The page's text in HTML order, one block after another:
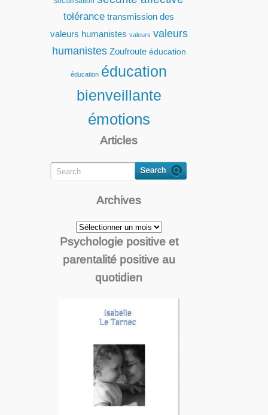
tolérance transmission des
valeurs humanistes valeurs valeurs
humanistes Zoufroute éducation
éducation éducation
bienveillante
émotions
Articles
Archives
Archives
Psychologie positive et
parentalité positive au
quotidien